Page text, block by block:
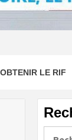
OBTENIR LE RIF